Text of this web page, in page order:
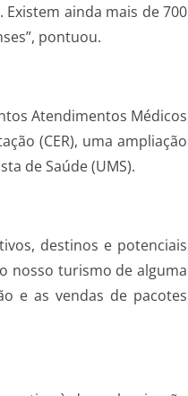
ainda mais de 700
pontuou.
Atendimentos Médicos
(CER), uma ampliação
de Saúde (UMS).
destinos e potenciais
nosso turismo de alguma
e as vendas de pacotes